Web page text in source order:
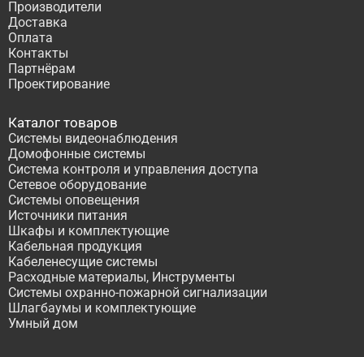
Производители
Доставка
Оплата
Контакты
Партнёрам
Проектирование
Каталог товаров
Системы видеонаблюдения
Домофонные системы
Система контроля и управления доступа
Сетевое оборудование
Системы оповещения
Источники питания
Шкафы и комплектующие
Кабельная продукция
Кабеленесущие системы
Расходные материалы, Инструменты
Системы охранно-пожарной сигнализации
Шлагбаумы и комплектующие
Умный дом